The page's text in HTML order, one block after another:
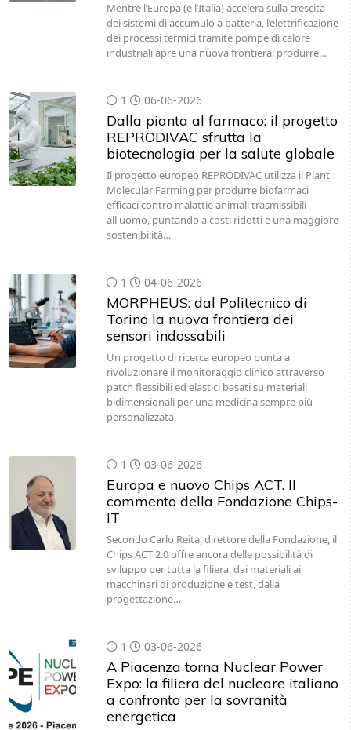
Mentre l’Europa (e l’Italia) accelera sulla crescita
dei sistemi di accumulo a batteria, l’elettrificazione
dei processi termici tramite pompe di calore
industriali apre una nuova frontiera: produrre…
1 06-06-2026
Dalla pianta al farmaco: il progetto
REPRODIVAC sfrutta la
biotecnologia per la salute globale
Il progetto europeo REPRODIVAC utilizza il Plant
Molecular Farming per produrre biofarmaci
efficaci contro malattie animali trasmissibili
all'uomo, puntando a costi ridotti e una maggiore
sostenibilità…
1 04-06-2026
MORPHEUS: dal Politecnico di
Torino la nuova frontiera dei
sensori indossabili
Un progetto di ricerca europeo punta a
rivoluzionare il monitoraggio clinico attraverso
patch flessibili ed elastici basati su materiali
bidimensionali per una medicina sempre più
personalizzata.
1 03-06-2026
Europa e nuovo Chips ACT. Il
commento della Fondazione Chips-
IT
Secondo Carlo Reita, direttore della Fondazione, il
Chips ACT 2.0 offre ancora delle possibilità di
sviluppo per tutta la filiera, dai materiali ai
macchinari di produzione e test, dalla
progettazione…
1 03-06-2026
A Piacenza torna Nuclear Power
Expo: la filiera del nucleare italiano
a confronto per la sovranità
energetica